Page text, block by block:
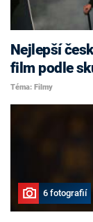
Nejlepší
film podle
Téma: Filmy
6 fotografií